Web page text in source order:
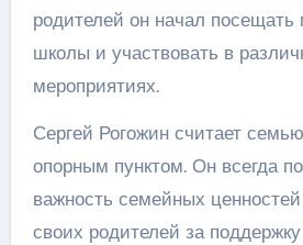
родителей он начал
школы и участвовать в
мероприятиях.
Сергей Рогожин считает
опорным пунктом. Он всегда
важность семейных
своих родителей за